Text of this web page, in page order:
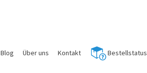
Blog Über uns Kontakt Bestellstatus